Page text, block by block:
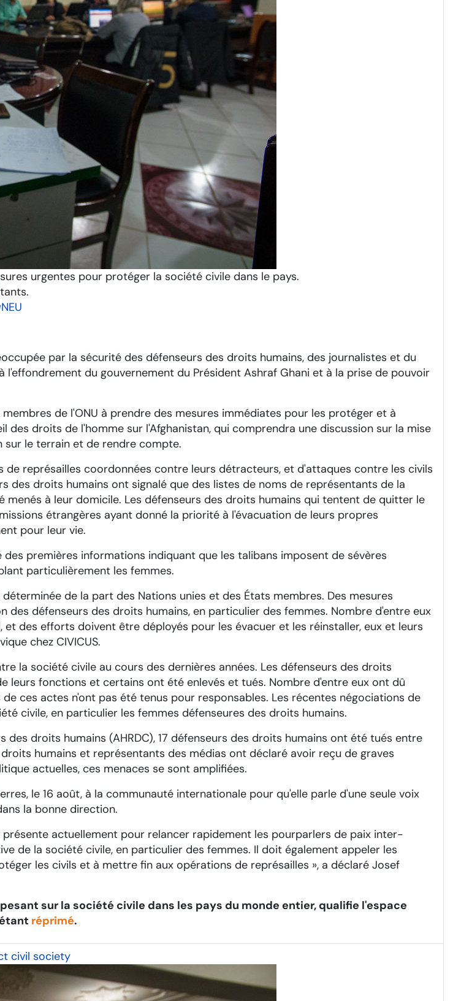
urgentes pour protéger la société civile dans le pays.
par la sécurité des défenseurs des droits humains, des journalistes et du
du gouvernement du Président Ashraf Ghani et à la prise de pouvoir
de l'ONU à prendre des mesures immédiates pour les protéger et à
droits de l'homme sur l'Afghanistan, qui comprendra une discussion sur la mise
sur le terrain et de rendre compte.
représailles coordonnées contre leurs détracteurs, et d'attaques contre les civils
des droits humains ont signalé que des listes de noms de représentants de la
à leur domicile. Les défenseurs des droits humains qui tentent de quitter le
étrangères ayant donné la priorité à l'évacuation de leurs propres
pour leur vie.
premières informations indiquant que les talibans imposent de sévères
particulièrement les femmes.
de la part des Nations unies et des États membres. Des mesures
défenseurs des droits humains, en particulier des femmes. Nombre d'entre eux
des efforts doivent être déployés pour les évacuer et les réinstaller, eux et leurs
chez CIVICUS.
la société civile au cours des dernières années. Les défenseurs des droits
leurs fonctions et certains ont été enlevés et tués. Nombre d'entre eux ont dû
ces actes n'ont pas été tenus pour responsables. Les récentes négociations de
civile, en particulier les femmes défenseures des droits humains.
droits humains (AHRDC), 17 défenseurs des droits humains ont été tués entre
humains et représentants des médias ont déclaré avoir reçu de graves
actuelles, ces menaces se sont amplifiées.
le 16 août, à la communauté internationale pour qu'elle parle d'une seule voix
la bonne direction.
actuellement pour relancer rapidement les pourparlers de paix inter-
de la société civile, en particulier des femmes. Il doit également appeler les
les civils et à mettre fin aux opérations de représailles », a déclaré Josef
sur la société civile dans les pays du monde entier, qualifie l'espace
réprimé.
civil society